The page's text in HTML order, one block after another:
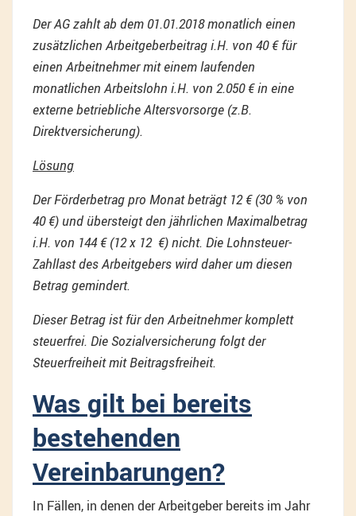
Der AG zahlt ab dem 01.01.2018 monatlich einen
zusätzlichen Arbeitgeberbeitrag i.H. von 40 € für
einen Arbeitnehmer mit einem laufenden
monatlichen Arbeitslohn i.H. von 2.050 € in eine
externe betriebliche Altersvorsorge (z.B.
Direktversicherung).
Lösung
Der Förderbetrag pro Monat beträgt 12 € (30 % von
40 €) und übersteigt den jährlichen Maximalbetrag
i.H. von 144 € (12 x 12 €) nicht. Die Lohnsteuer-
Zahllast des Arbeitgebers wird daher um diesen
Betrag gemindert.
Dieser Betrag ist für den Arbeitnehmer komplett
steuerfrei. Die Sozialversicherung folgt der
Steuerfreiheit mit Beitragsfreiheit.
Was gilt bei bereits
bestehenden
Vereinbarungen?
In Fällen, in denen der Arbeitgeber bereits im Jahr